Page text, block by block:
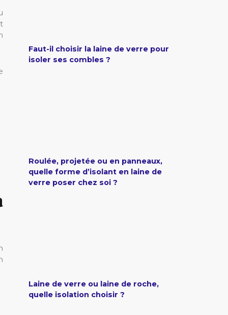
Faut-il choisir la laine de verre pour
isoler ses combles ?
Roulée, projetée ou en panneaux,
quelle forme d’isolant en laine de
verre poser chez soi ?
Laine de verre ou laine de roche,
quelle isolation choisir ?